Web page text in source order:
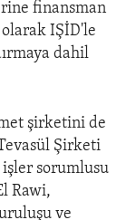
finansman
olarak IŞİD'le
dahil
şirketini de
Şirketi
sorumlusu
Rawi,
ve